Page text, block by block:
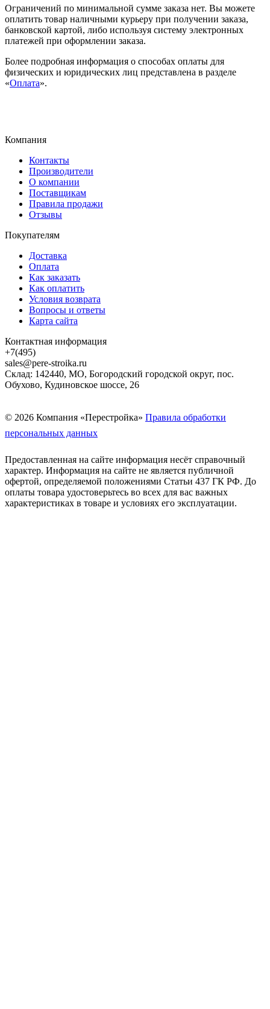
Ограничений по минимальной сумме заказа нет. Вы можете
оплатить товар наличными курьеру при получении заказа,
банковской картой, либо используя систему электронных
платежей при оформлении заказа.
Более подробная информация о способах оплаты для
физических и юридических лиц представлена в разделе
«Оплата».
Компания
Контакты
Производители
О компании
Поставщикам
Правила продажи
Отзывы
Покупателям
Доставка
Оплата
Как заказать
Как оплатить
Условия возврата
Вопросы и ответы
Карта сайта
Контактная информация
+7(495)
sales@pere-stroika.ru
Склад: 142440, МО, Богородский городской округ, пос.
Обухово, Кудиновское шоссе, 26
© 2026 Компания «Перестройка» Правила обработки
персональных данных
Предоставленная на сайте информация несёт справочный
характер. Информация на сайте не является публичной
офертой, определяемой положениями Статьи 437 ГК РФ. До
оплаты товара удостоверьтесь во всех для вас важных
характеристиках в товаре и условиях его эксплуатации.